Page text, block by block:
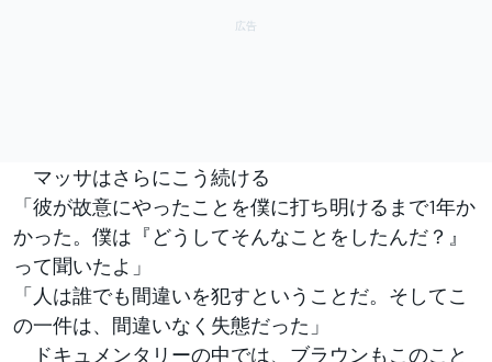
マッサはさらにこう続ける
「彼が故意にやったことを僕に打ち明けるまで1年か
かった。僕は『どうしてそんなことをしたんだ？』
って聞いたよ」
「人は誰でも間違いを犯すということだ。そしてこ
の一件は、間違いなく失態だった」
ドキュメンタリーの中では、ブラウンもこのこと